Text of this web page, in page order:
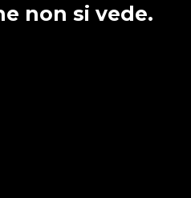
non si vede.